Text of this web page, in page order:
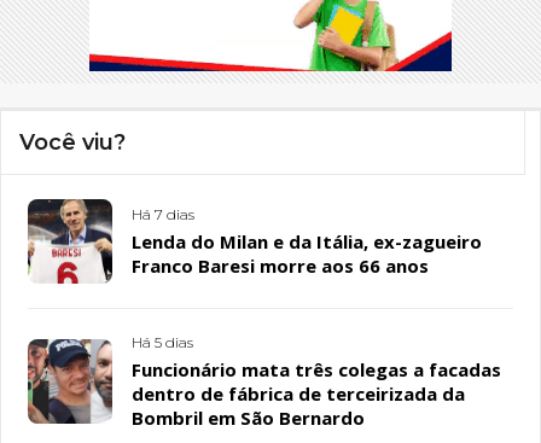
Você viu?
Há 7 dias
Lenda do Milan e da Itália, ex-zagueiro
Franco Baresi morre aos 66 anos
Há 5 dias
Funcionário mata três colegas a facadas
dentro de fábrica de terceirizada da
Bombril em São Bernardo